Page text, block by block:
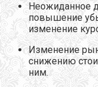
Неожиданное
повышение
изменение
Изменение
снижению
ним.